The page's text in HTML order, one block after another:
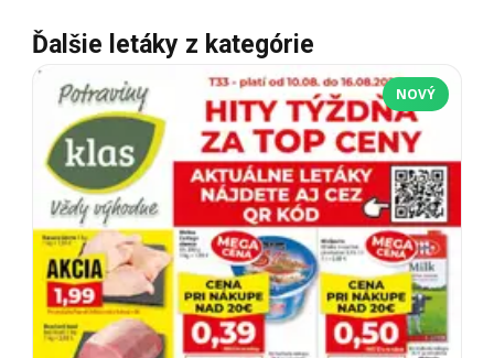
Ďalšie letáky z kategórie
NOVÝ